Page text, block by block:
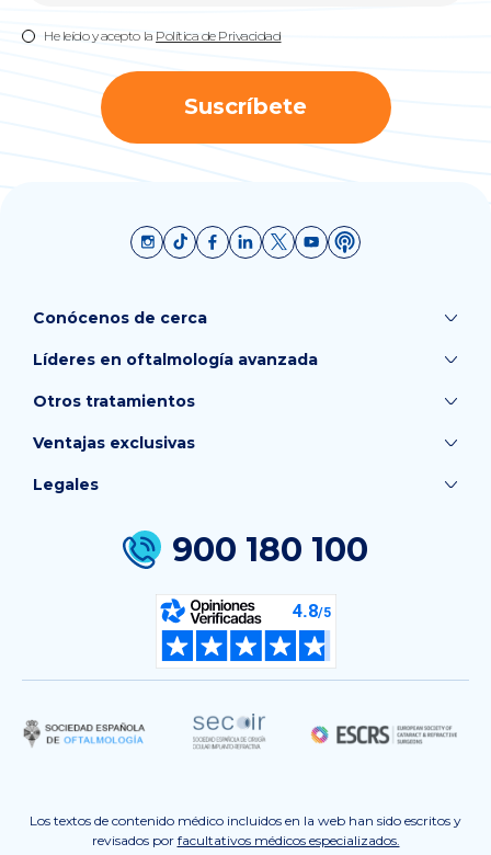
He leído y acepto la Política de Privacidad
Suscríbete
Conócenos de cerca
Líderes en oftalmología avanzada
Otros tratamientos
Ventajas exclusivas
900 180 100
Legales
Los textos de contenido médico incluidos en la web han sido escritos y
revisados por facultativos médicos especializados.